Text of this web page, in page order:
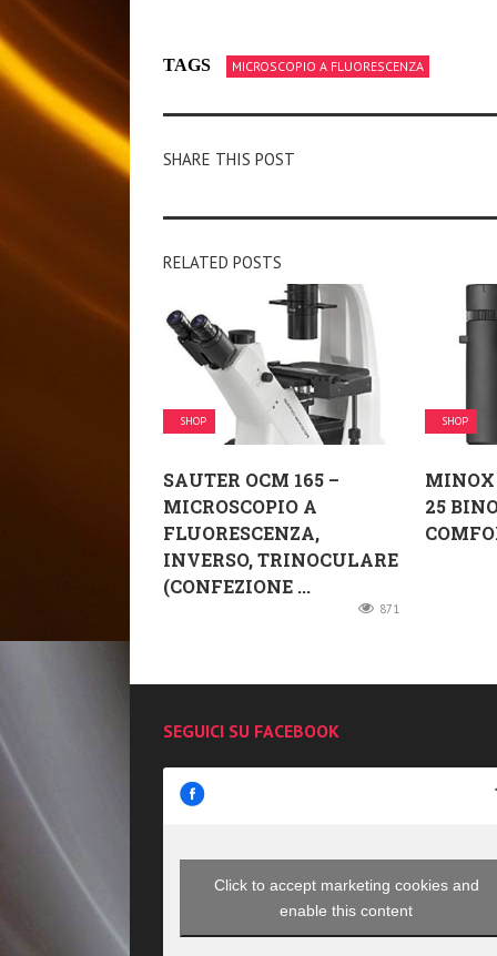
TAGS MICROSCOPIO A FLUORESCENZA
SHARE THIS POST
RELATED POSTS
SHOP
SAUTER OCM 165 –
MICROSCOPIO A
FLUORESCENZA,
INVERSO, TRINOCULARE
(CONFEZIONE ...
871
SHOP
25
SEGUICI SU FACEBOOK
Click to accept marketing cookies and
enable this content